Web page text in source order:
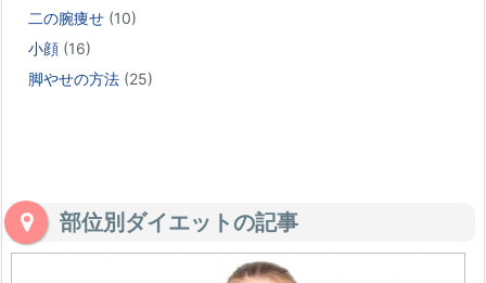
二の腕痩せ (10)
小顔 (16)
脚やせの方法 (25)
部位別ダイエットの記事